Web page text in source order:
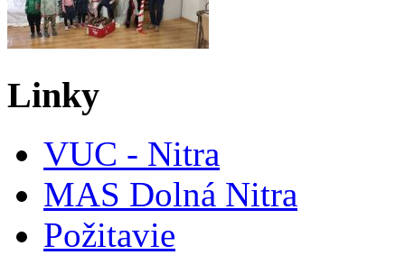
Linky
VUC - Nitra
MAS Dolná Nitra
Požitavie